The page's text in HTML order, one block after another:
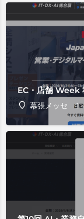
EC・店舗 Week
幕張メッセ 1